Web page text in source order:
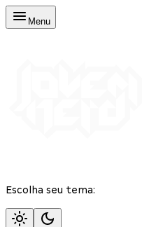
Menu
Escolha seu tema: